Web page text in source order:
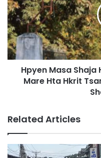
n
i
N
a
n
g
l
a
A
e
n
M
a
s
a
H
k
a
t
Hpyen Masa Shaja
Mare Hta Hkrit
Related Articles